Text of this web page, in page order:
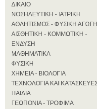
ΔΙΚΑΙΟ
ΝΟΣΗΛΕΥΤΙΚΗ - ΙΑΤΡΙΚΗ
ΑΘΛΗΤΙΣΜΟΣ - ΦΥΣΙΚΗ ΑΓΩΓΗ
ΑΙΣΘΗΤΙΚΗ - ΚΟΜΜΩΤΙΚΗ -
ΕΝΔΥΣΗ
ΜΑΘΗΜΑΤΙΚΑ
ΦΥΣΙΚΗ
ΧΗΜΕΙΑ - ΒΙΟΛΟΓΙΑ
ΤΕΧΝΟΛΟΓΙΑ ΚΑΙ ΚΑΤΑΣΚΕΥΕΣ
ΠΑΙΔΙΑ
ΓΕΩΠΟΝΙΑ - ΤΡΟΦΙΜΑ